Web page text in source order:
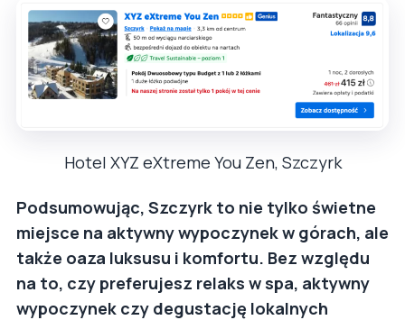
Hotel XYZ eXtreme You Zen, Szczyrk
Podsumowując, Szczyrk to nie tylko świetne
miejsce na aktywny wypoczynek w górach, ale
także oaza luksusu i komfortu. Bez względu
na to, czy preferujesz relaks w spa, aktywny
wypoczynek czy degustację lokalnych